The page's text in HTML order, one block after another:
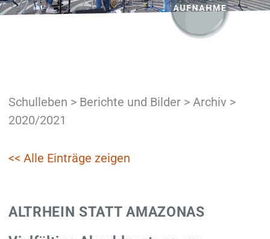
Schulleben > Berichte und Bilder> Archiv >
2020/2021
<< Alle Einträge zeigen
ALTRHEIN STATT AMAZONAS